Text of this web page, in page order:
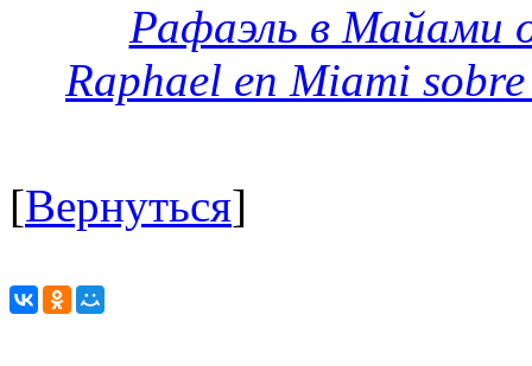
Рафаэль в Майами
Raphael en Miami
[Вернуться]